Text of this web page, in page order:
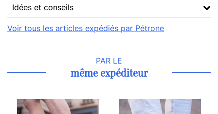
Idées et conseils
Voir tous les articles expédiés par Pétrone
PAR LE
même expéditeur